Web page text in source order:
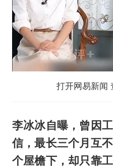
打开网易新闻
李冰冰自曝，曾因
信，最长三个月互
个屋檐下，却只靠